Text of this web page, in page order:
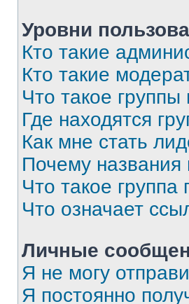
Уровни
Кто такие
Кто такие
Что такое группы
Где находятся
Как мне стать
Почему названия
Что такое
Что означает
Личные
Я не могу
Я постоянно